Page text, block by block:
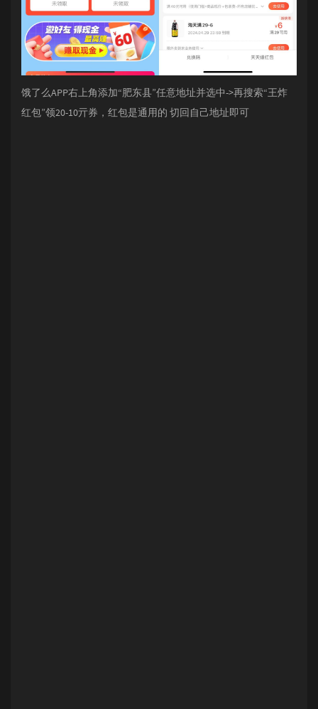
饿了么APP右上角添加“肥东县”任意地址并选中->再搜索“王炸
红包”领20-10亓券，红包是通用的 切回自己地址即可